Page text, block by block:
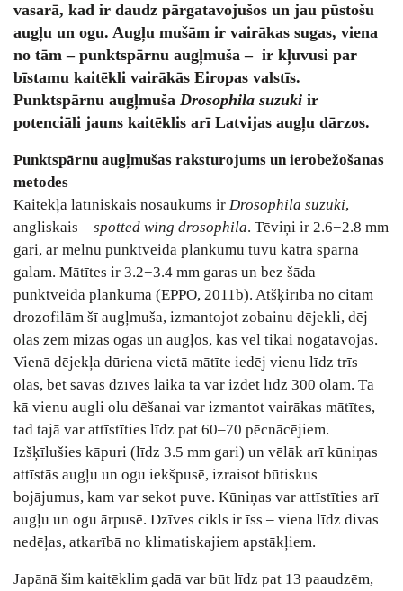
vasarā, kad ir daudz pārgatavojušos un jau pūstošu
augļu un ogu. Augļu mušām ir vairākas sugas, viena
no tām – punktspārnu augļmuša – ir kļuvusi par
bīstamu kaitēkli vairākās Eiropas valstīs.
Punktspārnu augļmuša Drosophila suzuki ir
potenciāli jauns kaitēklis arī Latvijas augļu dārzos.
Punktspārnu augļmušas raksturojums un ierobežošanas
metodes
Kaitēkļa latīniskais nosaukums ir Drosophila suzuki,
angliskais – spotted wing drosophila. Tēviņi ir 2.6−2.8 mm
gari, ar melnu punktveida plankumu tuvu katra spārna
galam. Mātītes ir 3.2−3.4 mm garas un bez šāda
punktveida plankuma (EPPO, 2011b). Atšķirībā no citām
drozofilām šī augļmuša, izmantojot zobainu dējekli, dēj
olas zem mizas ogās un augļos, kas vēl tikai nogatavojas.
Vienā dējekļa dūriena vietā mātīte iedēj vienu līdz trīs
olas, bet savas dzīves laikā tā var izdēt līdz 300 olām. Tā
kā vienu augli olu dēšanai var izmantot vairākas mātītes,
tad tajā var attīstīties līdz pat 60–70 pēcnācējiem.
Izšķīlušies kāpuri (līdz 3.5 mm gari) un vēlāk arī kūniņas
attīstās augļu un ogu iekšpusē, izraisot būtiskus
bojājumus, kam var sekot puve. Kūniņas var attīstīties arī
augļu un ogu ārpusē. Dzīves cikls ir īss – viena līdz divas
nedēļas, atkarībā no klimatiskajiem apstākļiem.
Japānā šim kaitēklim gadā var būt līdz pat 13 paaudzēm,